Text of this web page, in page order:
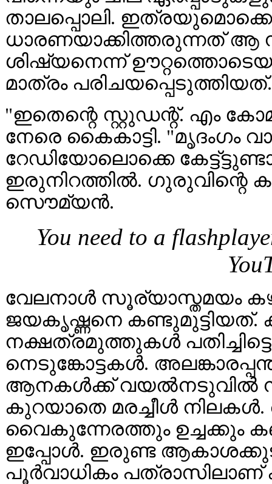
താലപ്പൊലി.
ധാരണയാക്കിത്തരുന്നത് ആ
ശിഷ്യനെന്ന്
മാത്രം പരിചയപ്പെടുത്തിയത്.
"ഇതെന്റെ സ്റ്റുഡന്റ്. എം
നേരെ കൈകാട്ടി. "മൃദംഗം
റേഡിയോലൊക്കെ
ഇരുനിറത്തിൽ. ഗുരുവിന്റെ
സൌമ്യൻ.
You need to a
വേലനാൾ സൂര്യാസ്തമയം
ജയകൃഷ്ണനെ കണ്ടുമുട്ടിയത്.
നക്ഷത്രമുത്തുകൾ
നെടുങ്കോട്ടകൾ.
ആനകൾക്ക് വയൽനടുവിൽ
കുറയാതെ മരച്ചീൾ
വൈകുന്നേരത്തും ഉച്ചക്കും
ഇപ്പോൾ. ഇരുണ്ട ആകാശക്കുട
പൂർവാധികം പത്രാസിലാണ്